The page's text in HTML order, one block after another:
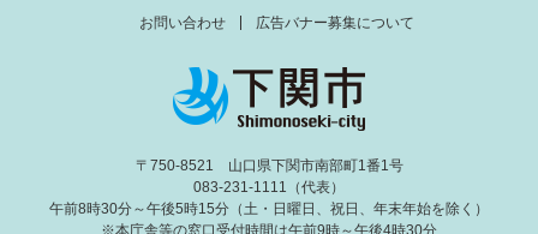
お問い合わせ 広告バナー募集について
〒750-8521 山口県下関市南部町1番1号
083-231-1111（代表）
午前8時30分～午後5時15分（土・日曜日、祝日、年末年始を除く）
※本庁舎等の窓口受付時間は午前9時～午後4時30分